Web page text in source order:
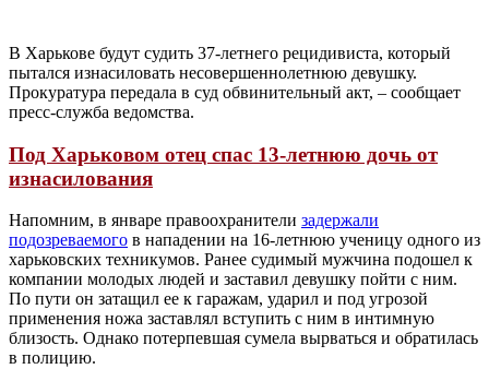
В Харькове будут судить 37-летнего рецидивиста, который
пытался изнасиловать несовершеннолетнюю девушку.
Прокуратура передала в суд обвинительный акт, – сообщает
пресс-служба ведомства.
Под Харьковом отец спас 13-летнюю дочь от
изнасилования
Напомним, в январе правоохранители задержали
подозреваемого в нападении на 16-летнюю ученицу одного из
харьковских техникумов. Ранее судимый мужчина подошел к
компании молодых людей и заставил девушку пойти с ним.
По пути он затащил ее к гаражам, ударил и под угрозой
применения ножа заставлял вступить с ним в интимную
близость. Однако потерпевшая сумела вырваться и обратилась
в полицию.